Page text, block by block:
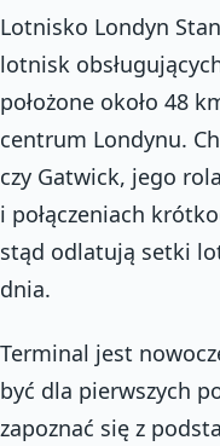
Lotnisko Londyn
lotnisk
położone około 48
centrum Londynu.
czy Gatwick, jego
i połączeniach
stąd odlatują setki
dnia.
Terminal jest
być dla pierwszych
zapoznać się z